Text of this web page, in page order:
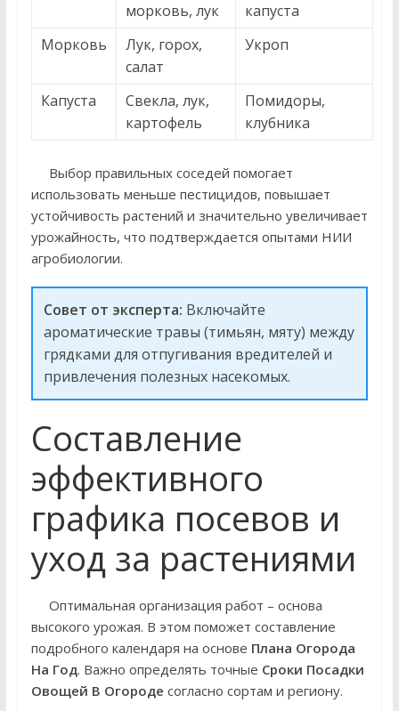
морковь, лук
капуста
Морковь
Лук, горох,
салат
Укроп
Капуста
Свекла, лук,
картофель
Помидоры,
клубника
Выбор правильных соседей помогает
использовать меньше пестицидов, повышает
устойчивость растений и значительно увеличивает
урожайность, что подтверждается опытами НИИ
агробиологии.
Совет от эксперта: Включайте
ароматические травы (тимьян, мяту) между
грядками для отпугивания вредителей и
привлечения полезных насекомых.
Составление
эффективного
графика посевов и
уход за растениями
Оптимальная организация работ – основа
высокого урожая. В этом поможет составление
подробного календаря на основе Плана Огорода
На Год. Важно определять точные Сроки Посадки
Овощей В Огороде согласно сортам и региону.